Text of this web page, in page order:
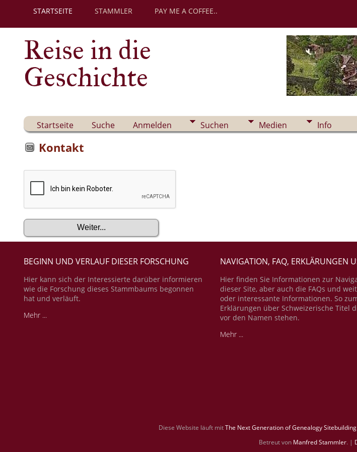
STARTSEITE STAMMLER PAY ME A COFFEE..
Reise in die
Geschichte
Startseite Suche Anmelden Suchen Medien Info
Kontakt
BEGINN UND VERLAUF DIESER FORSCHUNG
Hier kann sich der Interessierte darüber informieren
wie die Forschung dieses Stammbaums begonnen
hat und verläuft.
Mehr ...
NAVIGATION, FAQ, ERKLÄRUNGEN
Hier finden Sie Informationen zur
dieser Site, aber auch die FAQs und
oder interessante Informationen. So
Erklärungen über Schweizerische Titel
vor den Namen stehen.
Mehr ...
Diese Website läuft mitThe Next Generation of Genealogy Sitebuilding
Betreut von Manfred Stammler. |